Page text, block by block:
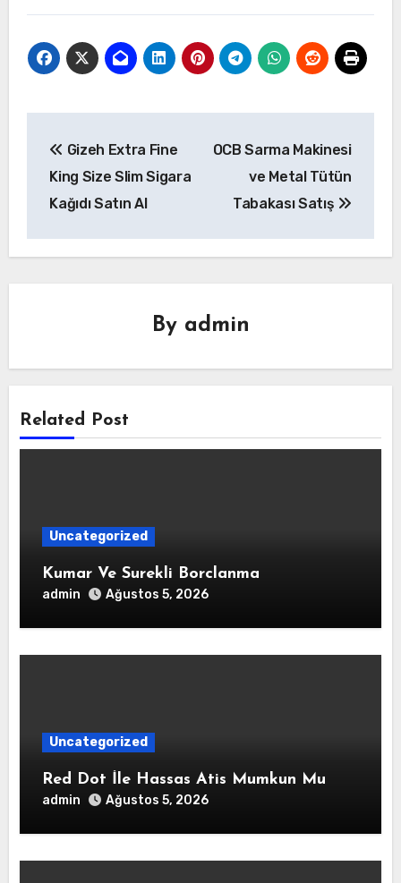
gezinmesi
Gizeh Extra Fine
King Size Slim Sigara
Kağıdı Satın Al
OCB Sarma Makinesi
ve Metal Tütün
Tabakası Satış
By admin
Related Post
Uncategorized
Kumar Ve Surekli Borclanma
admin Ağustos 5, 2026
Uncategorized
Red Dot İle Hassas Atis Mumkun Mu
admin Ağustos 5, 2026